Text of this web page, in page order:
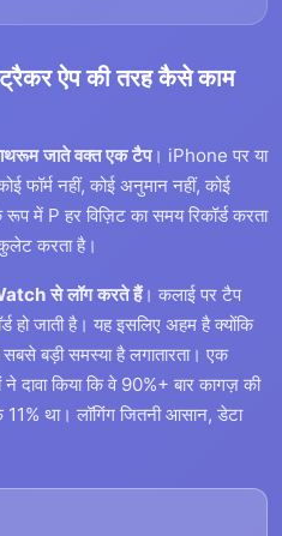
ऐप की तरह कैसे काम
जाते वक्त एक टैप। iPhone पर या
फॉर्म नहीं, कोई अनुमान नहीं, कोई
में P हर विज़िट का समय रिकॉर्ड करता
करता है।
से लॉग करते हैं। कलाई पर टैप
हो जाती है। यह इसलिए अहम है क्योंकि
बड़ी समस्या है लगातारता। एक
ने दावा किया कि वे 90%+ बार कागज़ की
था। लॉगिंग जितनी आसान, डेटा